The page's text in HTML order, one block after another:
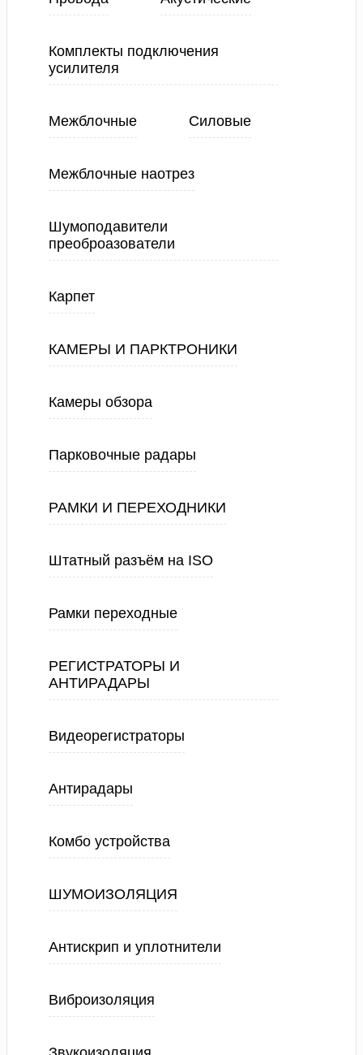
Комплекты подключения
усилителя
Межблочные Силовые
Межблочные наотрез
Шумоподавители
преоброазователи
Карпет
КАМЕРЫ И ПАРКТРОНИКИ
Камеры обзора
Парковочные радары
РАМКИ И ПЕРЕХОДНИКИ
Штатный разъём на ISO
Рамки переходные
РЕГИСТРАТОРЫ И
АНТИРАДАРЫ
Видеорегистраторы
Антирадары
Комбо устройства
ШУМОИЗОЛЯЦИЯ
Антискрип и уплотнители
Виброизоляция